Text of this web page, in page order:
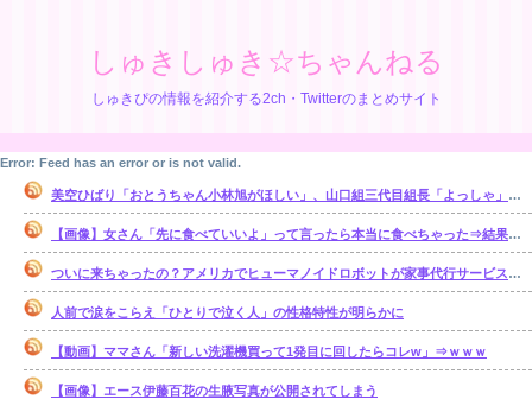
しゅきしゅき☆ちゃんねる
しゅきぴの情報を紹介する2ch・Twitterのまとめサイト
Error: Feed has an error or is not valid.
美空ひばり「おとうちゃん小林旭がほしい」、山口組三代目組長「よっしゃ」、昭和ヤバすぎ⇒！！！
【画像】女さん「先に食べていいよ」って言ったら本当に食べちゃった⇒結果ｗｗ
ついに来ちゃったの？アメリカでヒューマノイドロボットが家事代行サービスを開始
人前で涙をこらえ「ひとりで泣く人」の性格特性が明らかに
【動画】ママさん「新しい洗濯機買って1発目に回したらコレw」⇒ｗｗｗ
【画像】エース伊藤百花の生腋写真が公開されてしまう